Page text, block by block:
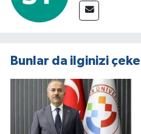
Bunlar da ilginizi